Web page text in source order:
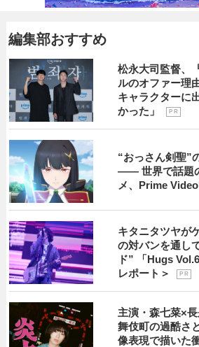
編集部おすすめ
松永大司監督、
ルのオファー理
キャラクターに
かった」
P R
“おっさん剣聖”
―― 世界で話題
メ、Prime
キタニタツヤが
の対バンを通し
ド” 「Hugs
レポート＞
P R
主演・森七菜×
舞伎町の過酷さ
像表現で描いた